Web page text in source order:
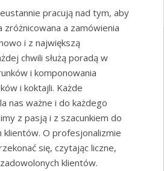
pracują nad tym, aby
zróżnicowana a zamówienia
i z największą
chwili służą poradą w
i komponowania
i koktajli. Każde
nas ważne i do każdego
z pasją i z szacunkiem do
klientów. O profesjonalizmie
się, czytając liczne,
klientów.